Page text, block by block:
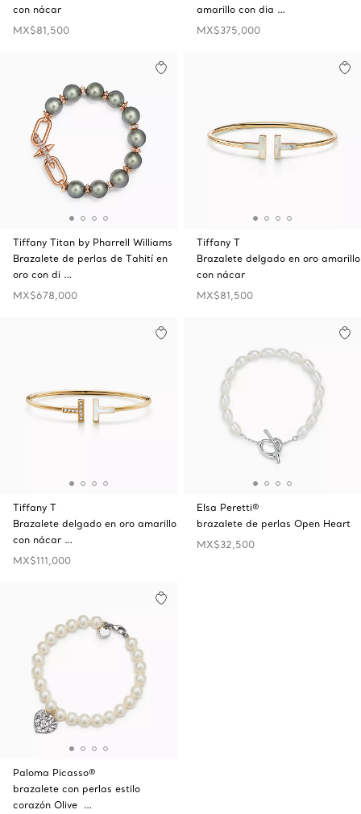
con nácar
MX$81,500
amarillo con dia …
MX$375,000
Tiffany Titan by Pharrell Williams
Brazalete de perlas de Tahití en
oro con di …
MX$678,000
Tiffany T
Brazalete delgado en oro amarillo
con nácar
MX$81,500
Tiffany T
Brazalete delgado en oro amarillo
con nácar …
MX$111,000
Elsa Peretti®
brazalete de perlas Open Heart
MX$32,500
Paloma Picasso®
brazalete con perlas estilo
corazón Olive …